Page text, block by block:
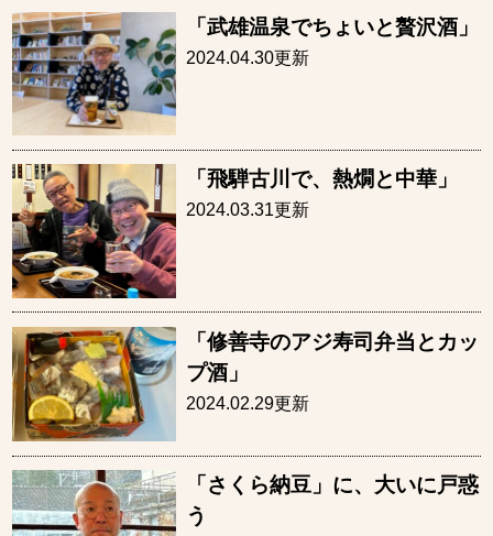
「武雄温泉でちょいと贅沢酒」
2024.04.30更新
「飛騨古川で、熱燗と中華」
2024.03.31更新
「修善寺のアジ寿司弁当とカッ
プ酒」
2024.02.29更新
「さくら納豆」に、大いに戸惑
う